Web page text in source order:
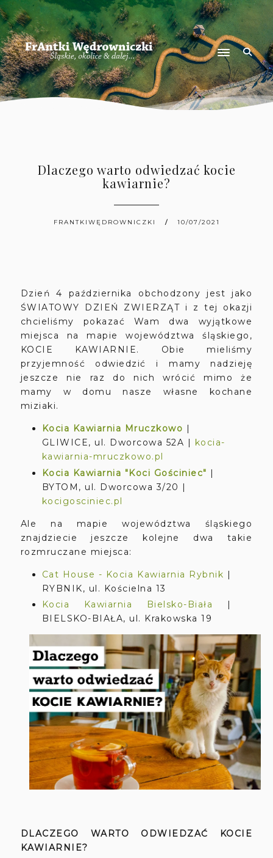
Dlaczego warto odwiedzać kocie
kawiarnie?
FRANTKIWĘDROWNICZKI 10/07/2021
Dzień 4 października obchodzony jest jako
ŚWIATOWY DZIEŃ ZWIERZĄT i z tej okazji
chcieliśmy pokazać Wam dwa wyjątkowe
miejsca na mapie województwa śląskiego,
KOCIE KAWIARNIE. Obie mieliśmy
przyjemność odwiedzić i mamy nadzieję
jeszcze nie raz do nich wrócić mimo że
mamy w domu nasze własne kochane
miziaki.
Kocia Kawiarnia Mruczkowo |
GLIWICE, ul. Dworcowa 52A | kocia-
kawiarnia-mruczkowo.pl
Kocia Kawiarnia "Koci Gościniec" |
BYTOM, ul. Dworcowa 3/20 |
kocigosciniec.pl
Ale na mapie województwa śląskiego
znajdziecie jeszcze kolejne dwa takie
rozmruczane miejsca:
Cat House - Kocia Kawiarnia Rybnik |
RYBNIK, ul. Kościelna 13
Kocia Kawiarnia Bielsko-Biała
|
BIELSKO-BIAŁA, ul. Krakowska 19
DLACZEGO WARTO ODWIEDZAĆ KOCIE
KAWIARNIE?